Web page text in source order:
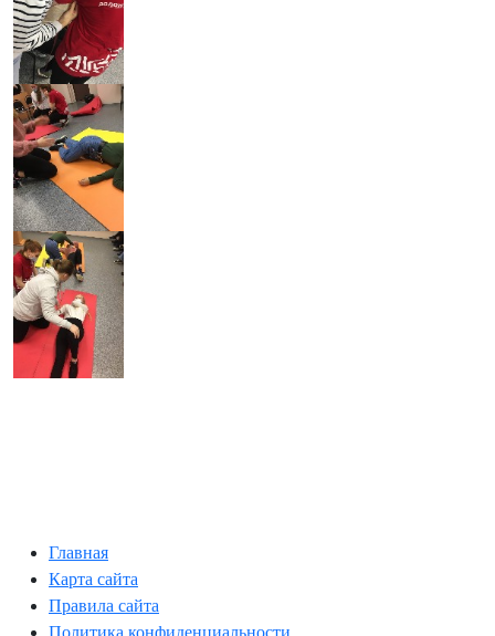
Главная
Карта сайта
Правила сайта
Политика конфиденциальности